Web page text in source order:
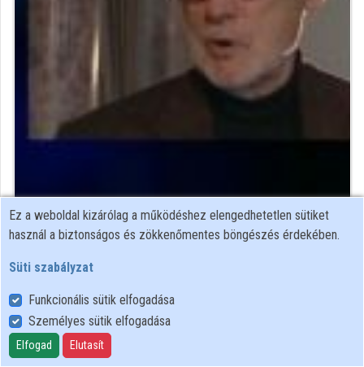
zenetörténész
Közreműködő felvételei
Névjegyek
Névjegy
Ez a weboldal kizárólag a működéshez elengedhetetlen sütiket
használ a biztonságos és zökkenőmentes böngészés érdekében.
Süti szabályzat
Funkcionális sütik elfogadása
Személyes sütik elfogadása
Elfogad Elutasít